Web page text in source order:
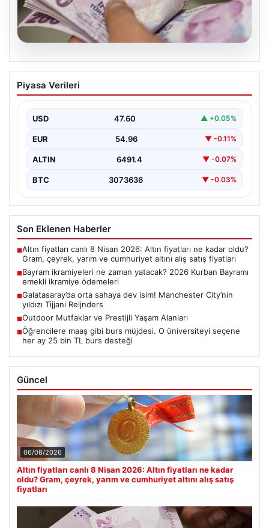
Bayram ikramiyeleri ne zaman yatacak?
2026 Kurban Bayramı emekli ikramiye
Piyasa Verileri
USD 47.60 ▲ +0.05%
EUR 54.96 ▼ -0.11%
ALTIN 6491.4 ▼ -0.07%
BTC 3073636 ▼ -0.03%
Son Eklenen Haberler
■Altın fiyatları canlı 8 Nisan 2026: Altın fiyatları ne kadar oldu?
Gram, çeyrek, yarım ve cumhuriyet altını alış satış fiyatları
■Bayram ikramiyeleri ne zaman yatacak? 2026 Kurban Bayramı
emekli ikramiye ödemeleri
■Galatasaray’da orta sahaya dev isim! Manchester City’nin
yıldızı Tijjani Reijnders
■Outdoor Mutfaklar ve Prestijli Yaşam Alanları
■Öğrencilere maaş gibi burs müjdesi. O üniversiteyi seçene
her ay 25 bin TL burs desteği
Güncel
06/08/2026
Altın fiyatları canlı 8 Nisan 2026: Altın fiyatları ne kadar
oldu? Gram, çeyrek, yarım ve cumhuriyet altını alış satış
fiyatları